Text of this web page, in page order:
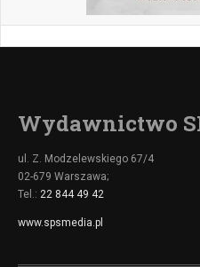
Wydawnictwo
ul. Z. Modzelewskiego 67/4
02-679 Warszawa;
Tel.: 22 844 49 42
www.spsmedia.pl